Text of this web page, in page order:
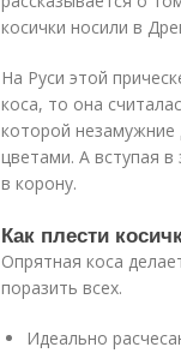
косички носили в
На Руси этой
коса, то она
которой незамужние
цветами. А вступая
в корону.
Как плести
Опрятная коса
поразить всех.
Идеально